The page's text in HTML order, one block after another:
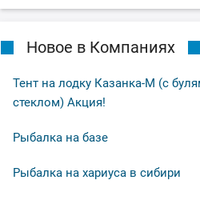
Новое в Компаниях
Тент на лодку Казанка-М (с
стеклом) Акция!
Рыбалка на базе
Рыбалка на хариуса в сибири